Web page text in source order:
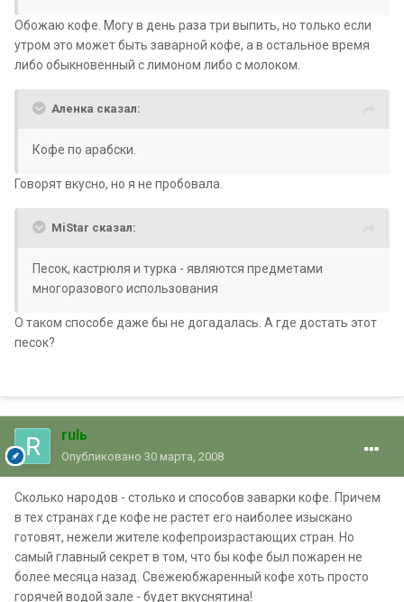
Обожаю кофе. Могу в день раза три выпить, но только если
утром это может быть заварной кофе, а в остальное время
либо обыкновенный с лимоном либо с молоком.
Аленка сказал:
Кофе по арабски.
Говорят вкусно, но я не пробовала.
MiStar сказал:
Песок, кастрюля и турка - являются предметами
многоразового использования
О таком способе даже бы не догадалась. А где достать этот
песок?
rulь
Опубликовано 30 марта, 2008
Сколько народов - столько и способов заварки кофе. Причем
в тех странах где кофе не растет его наиболее изыскано
готовят, нежели жителе кофепроизрастающих стран. Но
самый главный секрет в том, что бы кофе был пожарен не
более месяца назад. Свежеюбжаренный кофе хоть просто
горячей водой зале - будет вкуснятина!